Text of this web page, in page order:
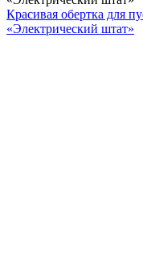
Красивая обертка для
«Электрический штат»